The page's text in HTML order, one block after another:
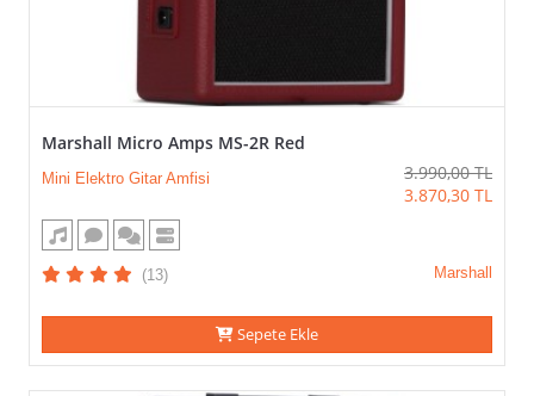
Marshall Micro Amps MS-2R Red
Mini Elektro Gitar Amfisi 3.990,00 TL
3.870,30 TL
(13) Marshall
Sepete Ekle